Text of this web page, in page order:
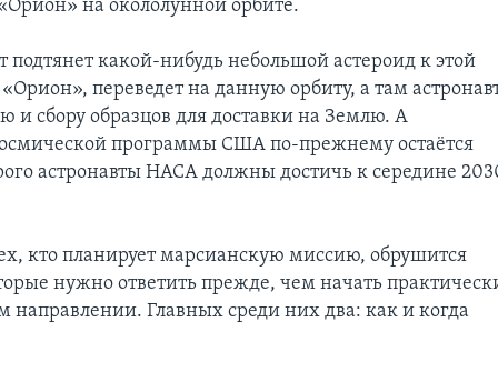
на окололунной орбите.
подтянет какой-нибудь небольшой астероид к этой
«Орион», переведет на данную орбиту, а там
и сбору образцов для доставки на Землю. А
программы США по-прежнему остаётся
астронавты НАСА должны достичь к середине
кто планирует марсианскую миссию, обрушится
нужно ответить прежде, чем начать
направлении. Главных среди них два: как и когда